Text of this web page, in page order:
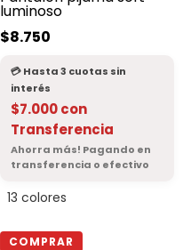
luminoso
$8.750
$7.000con
Transferencia
13 colores
COMPRAR